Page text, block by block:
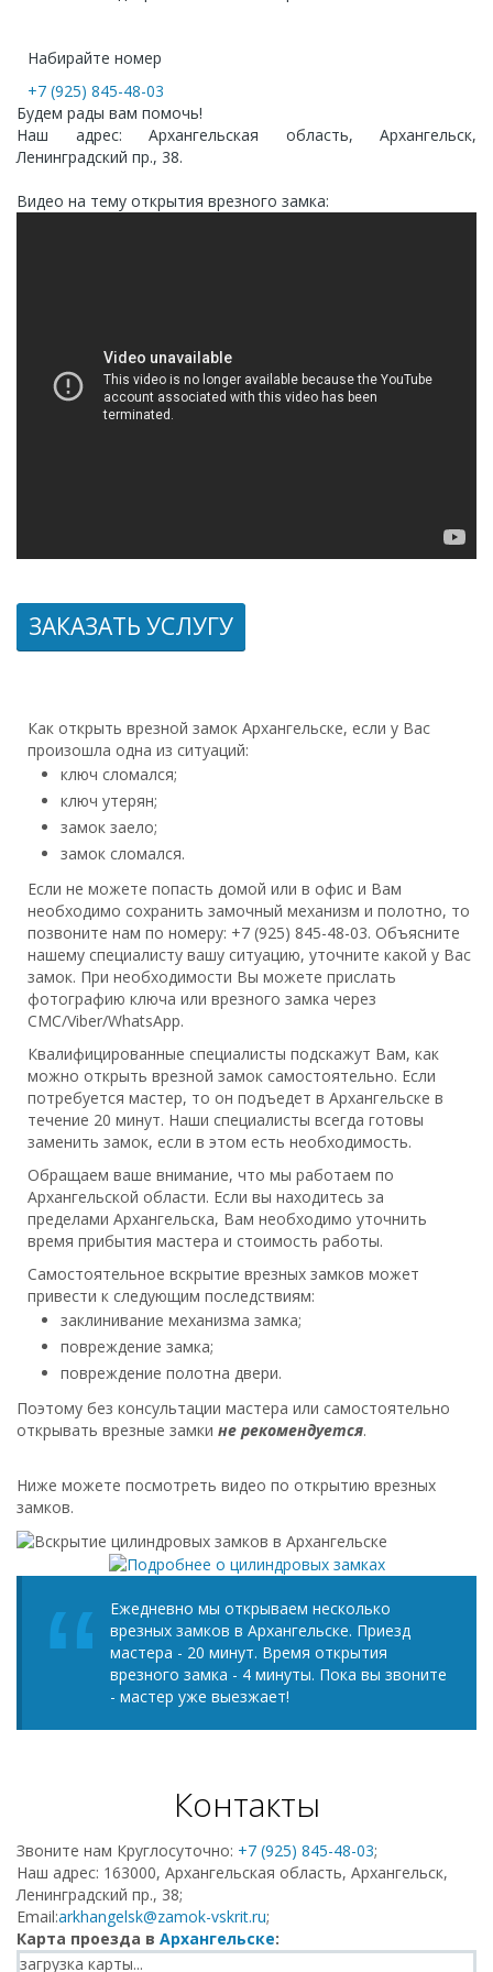
Набирайте номер
+7 (925) 845-48-03
Будем рады вам помочь!
Наш адрес: Архангельская область, Архангельск,
Ленинградский пр., 38.
Видео на тему открытия врезного замка:
ЗАКАЗАТЬ УСЛУГУ
Как открыть врезной замок Архангельске, если у Вас
произошла одна из ситуаций:
ключ сломался;
ключ утерян;
замок заело;
замок сломался.
Если не можете попасть домой или в офис и Вам
необходимо сохранить замочный механизм и полотно, то
позвоните нам по номеру: +7 (925) 845-48-03. Объясните
нашему специалисту вашу ситуацию, уточните какой у Вас
замок. При необходимости Вы можете прислать
фотографию ключа или врезного замка через
СМС/Viber/WhatsApp.
Квалифицированные специалисты подскажут Вам, как
можно открыть врезной замок самостоятельно. Если
потребуется мастер, то он подъедет в Архангельске в
течение 20 минут. Наши специалисты всегда готовы
заменить замок, если в этом есть необходимость.
Обращаем ваше внимание, что мы работаем по
Архангельской области. Если вы находитесь за
пределами Архангельска, Вам необходимо уточнить
время прибытия мастера и стоимость работы.
Самостоятельное вскрытие врезных замков может
привести к следующим последствиям:
заклинивание механизма замка;
повреждение замка;
повреждение полотна двери.
Поэтому без консультации мастера или самостоятельно
открывать врезные замки не рекомендуется.
Ниже можете посмотреть видео по открытию врезных
замков.
Ежедневно мы открываем несколько
врезных замков в Архангельске. Приезд
мастера - 20 минут. Время открытия
врезного замка - 4 минуты. Пока вы звоните
- мастер уже выезжает!
Контакты
Звоните нам Круглосуточно: +7 (925) 845-48-03;
Наш адрес: 163000, Архангельская область, Архангельск,
Ленинградский пр., 38;
Email:arkhangelsk@zamok-vskrit.ru;
Карта проезда в Архангельске:
загрузка карты...